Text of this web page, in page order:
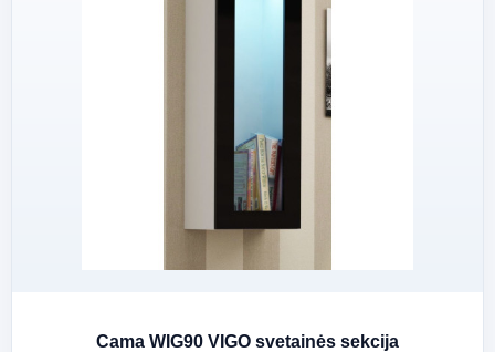
Cama WIG90 VIGO svetainės sekcija